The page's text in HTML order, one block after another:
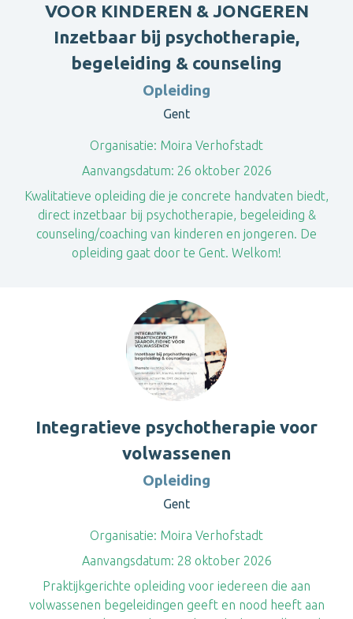
VOOR KINDEREN & JONGEREN
Inzetbaar bij psychotherapie,
begeleiding & counseling
Opleiding
Gent
Organisatie: Moira Verhofstadt
Aanvangsdatum: 26 oktober 2026
Kwalitatieve opleiding die je concrete handvaten biedt,
direct inzetbaar bij psychotherapie, begeleiding &
counseling/coaching van kinderen en jongeren. De
opleiding gaat door te Gent. Welkom!
Integratieve psychotherapie voor
volwassenen
Opleiding
Gent
Organisatie: Moira Verhofstadt
Aanvangsdatum: 28 oktober 2026
Praktijkgerichte opleiding voor iedereen die aan
volwassenen begeleidingen geeft en nood heeft aan